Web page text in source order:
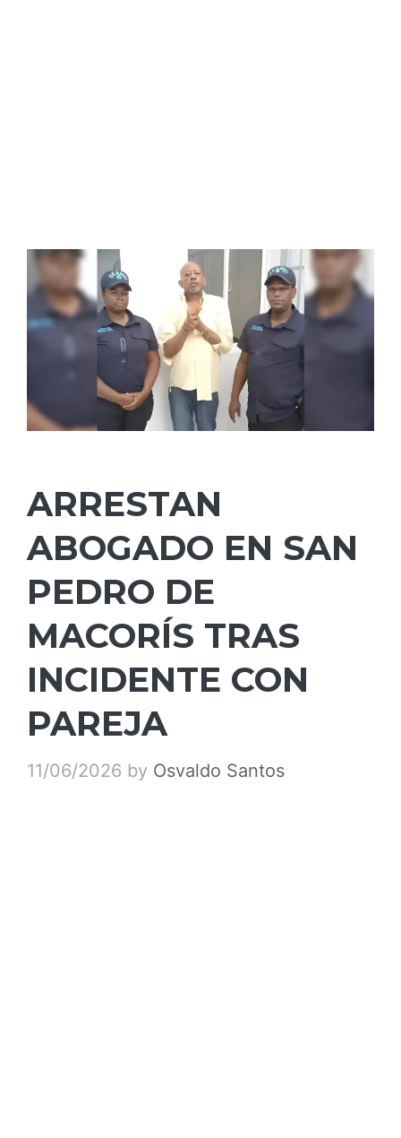
ARRESTAN
ABOGADO EN SAN
PEDRO DE
MACORÍS TRAS
INCIDENTE CON
PAREJA
11/06/2026 by Osvaldo Santos